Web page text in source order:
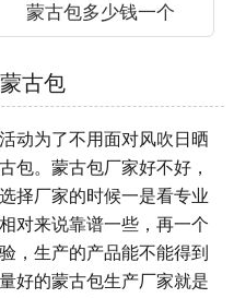
联系我们
蒙古包多少钱一个
古包
动为了不用面对风吹日晒
包。蒙古包厂家好不好，
择厂家的时候一是看专业
对来说靠谱一些，再一个
，生产的产品能不能得到
好的蒙古包生产厂家就是